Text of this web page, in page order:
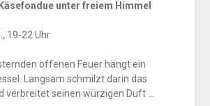
unter freiem Himmel
19-22 Uhr
offenen Feuer hängt ein
Langsam schmilzt darin das
verbreitet seinen würzigen Duft …